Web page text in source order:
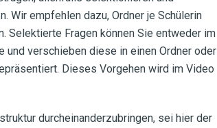
Wir empfehlen dazu, Ordner je Schülerin
Selektierte Fragen können Sie entweder im
und verschieben diese in einen Ordner oder
Dieses Vorgehen wird im Video
durcheinanderzubringen, sei hier der